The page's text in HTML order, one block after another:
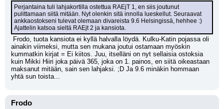
Perjantaina tuli lahjakortilla ostettua RAEjT 1, en siis joutunut
pulittamaan siitä mitään. Nyt olenkin sitä innolla lueskellut. Seuraavat
ankkaostokseni tulevat olemaan divareista 9.6 Helsingissä, hehhee :)
Ajattelin katsoa sieltä RAEjt 2 ja kansiota.
ainakin viimeksi, mutta sen mukana joutui ostamaan myöskin
kummatkin kirjat = Ei kiitos. Juu, itselläni on nyt sellaisia ostoksia
kuin Mikki Hiiri joka päivä 365, joka on 1. painos, en siitä oikeastaan
maksanut mitään, sain sen lahjaksi. ;D Ja 9.6 minäkin hommaan
yhtä sun toista...
Frodo